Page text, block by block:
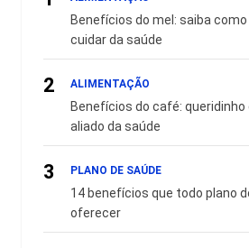
Benefícios do mel: saiba
cuidar da saúde
2 ALIMENTAÇÃO
Benefícios do café:
aliado da saúde
3 PLANO DE SAÚDE
14 benefícios que todo plano
oferecer